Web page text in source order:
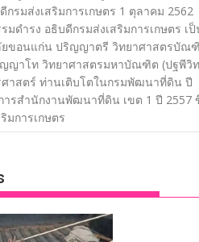
n
k
กรมส่งเสริมการเกษตร 1 ตุลาคม 2562
มดำรง อธิบดีกรมส่งเสริมการเกษตร เป็
ยขอนแก่น ปริญญาตรี วิทยาศาสตรบัณ
ญญาโท วิทยาศาสตรมหาบัณฑิต (ปฐพีวิ
ศาสตร์ ท่านเติบโตในกรมพัฒนาที่ดิน ปี
ารสำนักงานพัฒนาที่ดิน เขต 1 ปี 2557
มการเกษตร